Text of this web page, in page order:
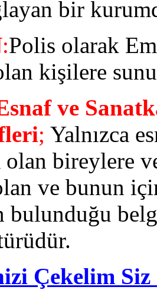
bir
:Polis olarak
kişilere
ve
; Yalnızca
olan bireylere
ve bunun
bulunduğu
Çekelim